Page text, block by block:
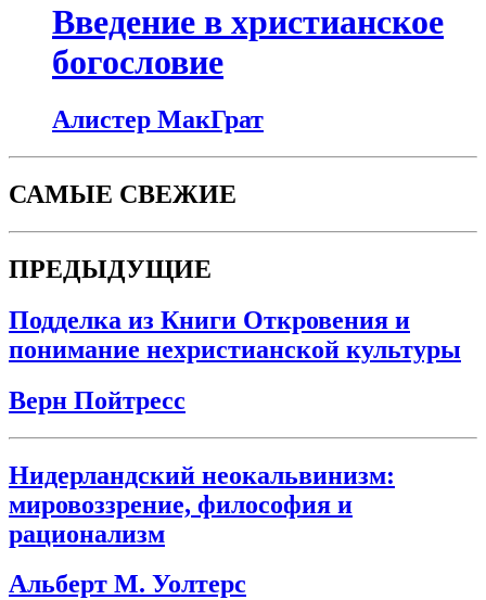
Введение в христианское
богословие
Алистер МакГрат
САМЫЕ СВЕЖИЕ
ПРЕДЫДУЩИЕ
Подделка из Книги Откровения и
понимание нехристианской культуры
Верн Пойтресс
Нидерландский неокальвинизм:
мировоззрение, философия и
рационализм
Альберт М. Уолтерс